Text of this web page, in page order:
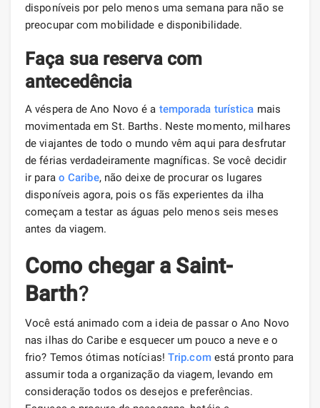
disponíveis por pelo menos uma semana para não se
preocupar com mobilidade e disponibilidade.
Faça sua reserva com
antecedência
A véspera de Ano Novo é a temporada turística mais
movimentada em St. Barths. Neste momento, milhares
de viajantes de todo o mundo vêm aqui para desfrutar
de férias verdadeiramente magníficas. Se você decidir
ir para o Caribe, não deixe de procurar os lugares
disponíveis agora, pois os fãs experientes da ilha
começam a testar as águas pelo menos seis meses
antes da viagem.
Como chegar a Saint-
Barth?
Você está animado com a ideia de passar o Ano Novo
nas ilhas do Caribe e esquecer um pouco a neve e o
frio? Temos ótimas notícias! Trip.comestá pronto para
assumir toda a organização da viagem, levando em
consideração todos os desejos e preferências.